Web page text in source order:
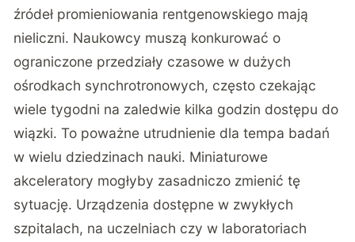
źródeł promieniowania rentgenowskiego mają
nieliczni. Naukowcy muszą konkurować o
ograniczone przedziały czasowe w dużych
ośrodkach synchrotronowych, często czekając
wiele tygodni na zaledwie kilka godzin dostępu do
wiązki. To poważne utrudnienie dla tempa badań
w wielu dziedzinach nauki. Miniaturowe
akceleratory mogłyby zasadniczo zmienić tę
sytuację. Urządzenia dostępne w zwykłych
szpitalach, na uczelniach czy w laboratoriach